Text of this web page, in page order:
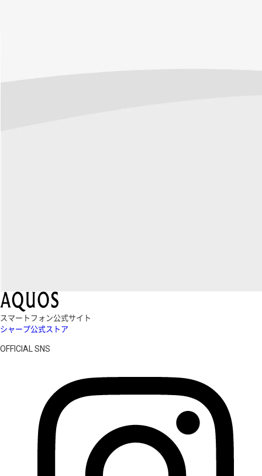
スマートフォン公式サイト
シャープ公式ストア
OFFICIAL SNS